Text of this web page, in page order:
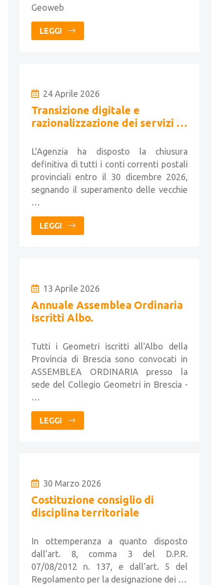
Geoweb
LEGGI
24 Aprile 2026
Transizione digitale e
razionalizzazione dei servizi di
L'Agenzia ha disposto la chiusura
definitiva di tutti i conti correnti postali
provinciali entro il 30 dicembre 2026,
segnando il superamento delle vecchie
…
LEGGI
13 Aprile 2026
Annuale Assemblea Ordinaria
Iscritti Albo.
Tutti i Geometri iscritti all'Albo della
Provincia di Brescia sono convocati in
ASSEMBLEA ORDINARIA presso la
sede del Collegio Geometri in Brescia -
…
LEGGI
30 Marzo 2026
Costituzione consiglio di
disciplina territoriale
In ottemperanza a quanto disposto
dall’art. 8, comma 3 del D.P.R.
07/08/2012 n. 137, e dall’art. 5 del
Regolamento per la designazione dei …